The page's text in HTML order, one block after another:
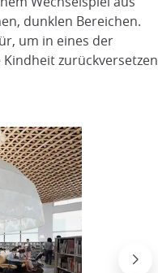
dunklen Bereichen.
um in eines der
zurückversetzen